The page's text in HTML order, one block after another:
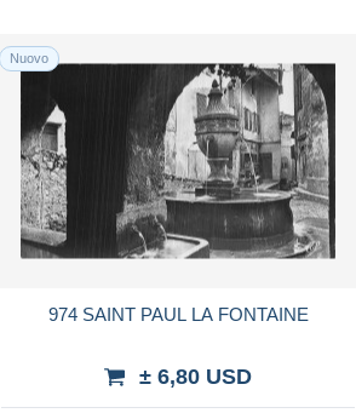
Nuovo
974 SAINT PAUL LA FONTAINE
± 6,80 USD